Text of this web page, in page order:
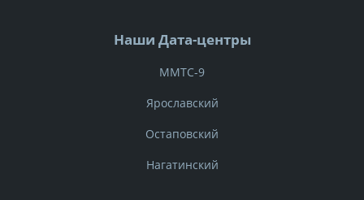
Наши Дата-центры
ММТС-9
Ярославский
Остаповский
Нагатинский